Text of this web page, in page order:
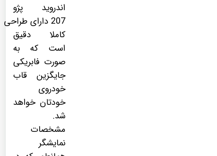
اندروید پژو
207 دارای طراحی
کاملا دقیق
است که به
صورت فابریکی
جایگزین قاب
خودروی
خودتان خواهد
شد.
مشخصات
نمایشگر